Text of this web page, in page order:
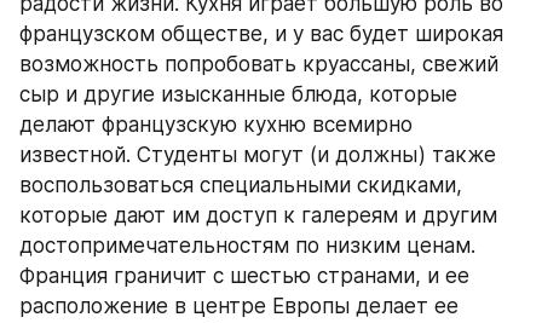
французском обществе, и у вас будет широкая
возможность попробовать круассаны, свежий
сыр и другие изысканные блюда, которые
делают французскую кухню всемирно
известной. Студенты могут (и должны) также
воспользоваться специальными скидками,
которые дают им доступ к галереям и другим
достопримечательностям по низким ценам.
Франция граничит с шестью странами, и ее
расположение в центре Европы делает ее